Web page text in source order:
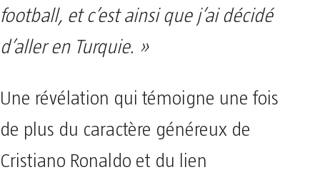
football, et c’est ainsi que j’ai décidé
d’aller en Turquie. »
Une révélation qui témoigne une fois
de plus du caractère généreux de
Cristiano Ronaldo et du lien